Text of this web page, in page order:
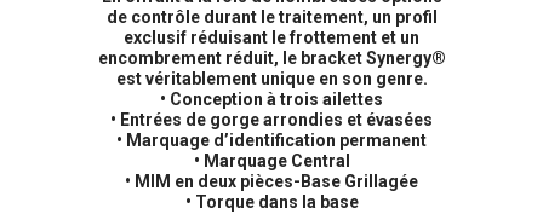
de contrôle durant le traitement, un profil
exclusif réduisant le frottement et un
encombrement réduit, le bracket Synergy®
est véritablement unique en son genre.
• Conception à trois ailettes
• Entrées de gorge arrondies et évasées
• Marquage d’identification permanent
• Marquage Central
• MIM en deux pièces-Base Grillagée
• Torque dans la base